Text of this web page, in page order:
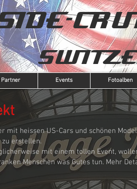
Partner Events Fotoalben
heissen US-Cars und schönen
zu erstellen.
mit einem tollen Event,
Menschen was Gutes tun. Mehr